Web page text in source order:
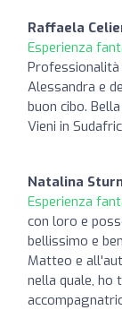
Raffaela
Esperienza
Professionalità
Alessandra e
buon cibo.
Vieni in
Natalina
Esperienza
con loro e
bellissimo e
Matteo e
nella quale, ho